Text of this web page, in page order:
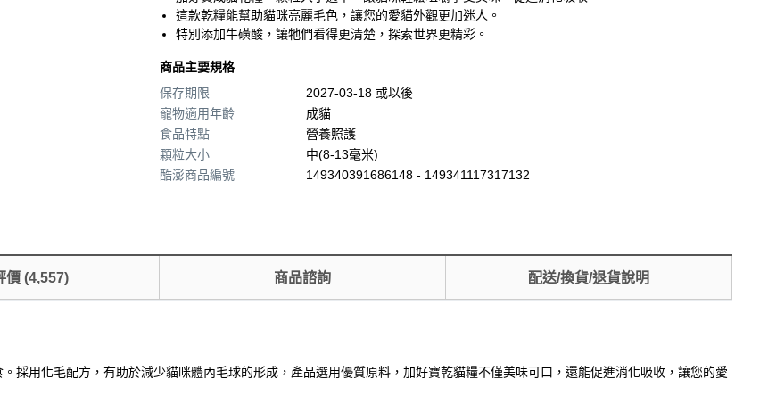
這款乾糧能幫助貓咪亮麗毛色，讓您的愛貓外觀更加迷人。
特別添加牛磺酸，讓牠們看得更清楚，探索世界更精彩。
商品主要規格
保存期限
2027-03-18 或以後
寵物適用年齡
成貓
食品特點
營養照護
顆粒大小
中(8-13毫米)
酷澎商品編號
149340391686148 - 149341117317132
價 (4,557) 商品諮詢 配送/換貨/退貨說明
採用化毛配方，有助於減少貓咪體內毛球的形成，產品選用優質原料，加好寶乾貓糧不僅美味可口，還能促進消化吸收，讓您的愛